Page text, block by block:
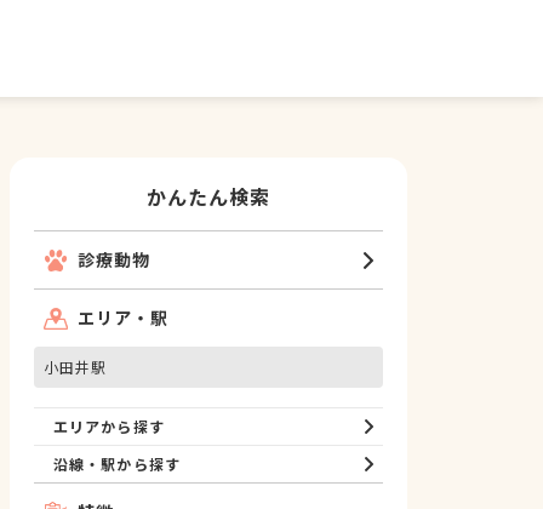
かんたん検索
診療動物
エリア・駅
小田井駅
エリアから探す
沿線・駅から探す